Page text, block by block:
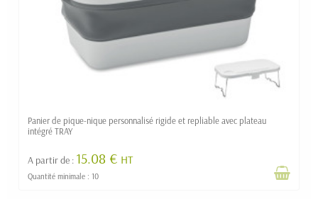
Panier de pique-nique personnalisé rigide et repliable avec plateau
intégré TRAY
A partir de : 15.08 € HT
Quantité minimale : 10